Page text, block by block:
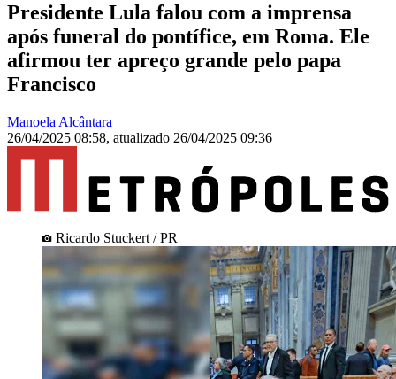
Presidente Lula falou com a imprensa
após funeral do pontífice, em Roma. Ele
afirmou ter apreço grande pelo papa
Francisco
Manoela Alcântara
26/04/2025 08:58, atualizado 26/04/2025 09:36
Ricardo Stuckert / PR